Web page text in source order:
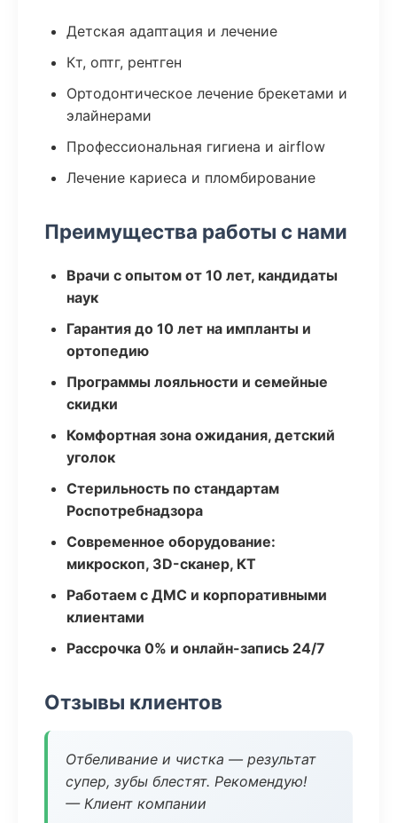
Детская адаптация и лечение
Кт, оптг, рентген
Ортодонтическое лечение брекетами и
элайнерами
Профессиональная гигиена и airflow
Лечение кариеса и пломбирование
Преимущества работы с нами
Врачи с опытом от 10 лет, кандидаты
наук
Гарантия до 10 лет на импланты и
ортопедию
Программы лояльности и семейные
скидки
Комфортная зона ожидания, детский
уголок
Стерильность по стандартам
Роспотребнадзора
Современное оборудование:
микроскоп, 3D-сканер, КТ
Работаем с ДМС и корпоративными
клиентами
Рассрочка 0% и онлайн-запись 24/7
Отзывы клиентов
Отбеливание и чистка — результат
супер, зубы блестят. Рекомендую!
— Клиент компании